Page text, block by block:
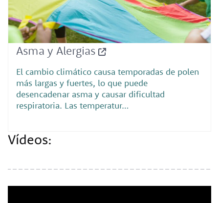
Asma y Alergias
El cambio climático causa temporadas de polen
más largas y fuertes, lo que puede
desencadenar asma y causar dificultad
respiratoria. Las temperatur…
Vídeos: